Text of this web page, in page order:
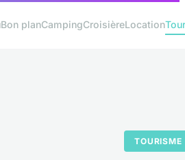
Bon planCampingCroisièreLocation
TOURISME